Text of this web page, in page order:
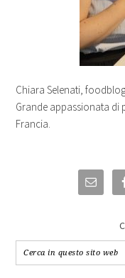
Chiara Selenati,
Grande appassionata di
Francia.